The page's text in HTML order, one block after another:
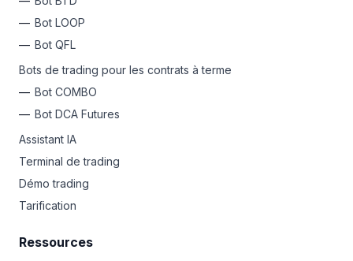
Bot LOOP
Bot QFL
Bots de trading pour les contrats à terme
Bot COMBO
Bot DCA Futures
Assistant IA
Terminal de trading
Démo trading
Tarification
Ressources